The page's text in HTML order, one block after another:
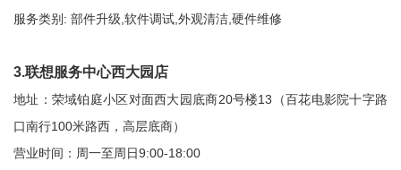
服务类别: 部件升级,软件调试,外观清洁,硬件维修
3.联想服务中心西大园店
地址：荣域铂庭小区对面西大园底商20号楼13（百花电影院十字路
口南行100米路西，高层底商）
营业时间：周一至周日9:00-18:00